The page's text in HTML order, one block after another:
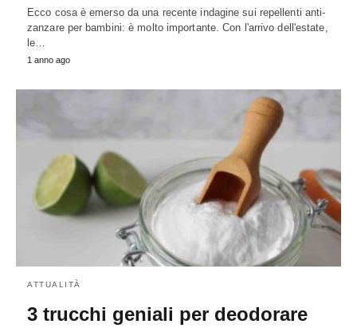
Ecco cosa è emerso da una recente indagine sui repellenti anti-
zanzare per bambini: è molto importante. Con l'arrivo dell'estate,
le…
1 anno ago
ATTUALITÀ
3 trucchi geniali per deodorare